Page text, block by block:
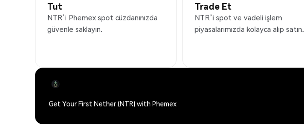
Tut
NTR’i Phemex spot cüzdanınızda
güvenle saklayın.
Trade Et
NTR’i spot ve vadeli işlem
piyasalarımızda kolayca alıp satın.
Get Your First Nether (NTR) with Phemex